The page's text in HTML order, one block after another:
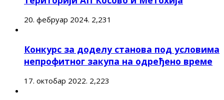
20. фебруар 2024. 2,231
Конкурс за доделу станова под условима
непрофитног закупа на одређено време
17. октобар 2022. 2,223